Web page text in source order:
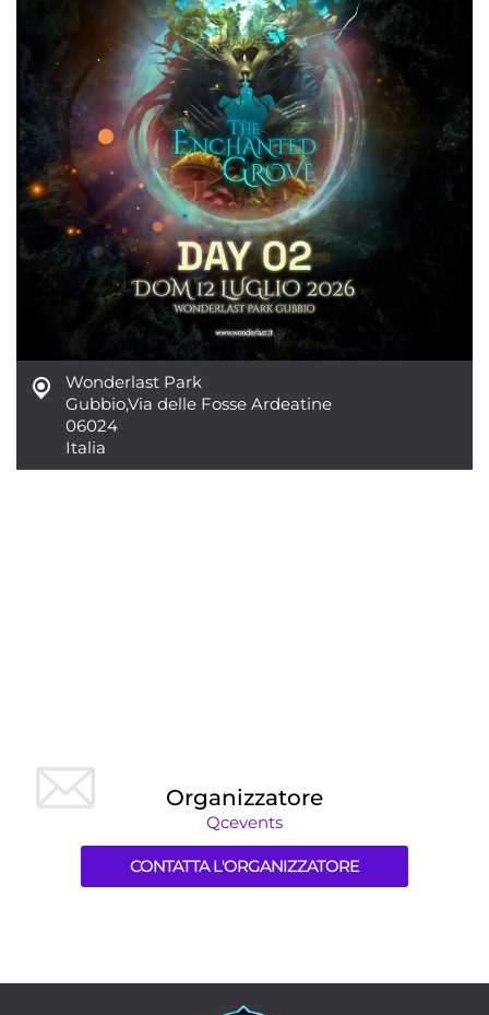
Wonderlast Park
Gubbio,Via delle Fosse Ardeatine
06024
Italia
Organizzatore
Qcevents
CONTATTA L'ORGANIZZATORE